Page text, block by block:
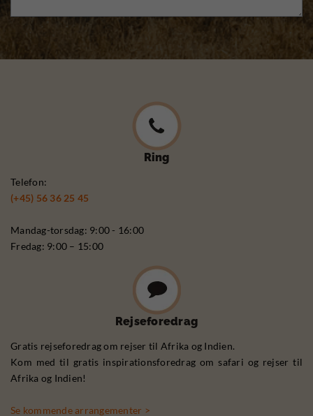
Ring
Telefon:
(+45) 56 36 25 45
Mandag-torsdag: 9:00 - 16:00
Fredag: 9:00 – 15:00
Rejseforedrag
Gratis rejseforedrag om rejser til Afrika og Indien.
Kom med til gratis inspirationsforedrag om safari og rejser til
Afrika og Indien!
Se kommende arrangementer >